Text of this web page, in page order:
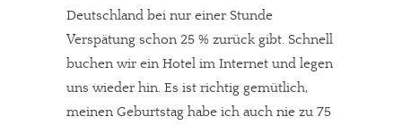
Deutschland bei nur einer Stunde
Verspätung schon 25 % zurück gibt. Schnell
buchen wir ein Hotel im Internet und legen
uns wieder hin. Es ist richtig gemütlich,
meinen Geburtstag habe ich auch nie zu 75